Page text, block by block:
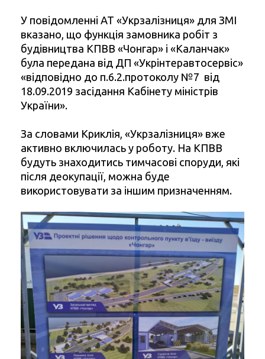
У повідомленні АТ «Укрзалізниця» для ЗМІ
вказано, що функція замовника робіт з
будівництва КПВВ «Чонгар» і «Каланчак»
була передана від ДП «Укрінтеравтосервіс»
«відповідно до п.6.2.протоколу №7 від
18.09.2019 засідання Кабінету міністрів
України».
За словами Криклія, «Укрзалізниця» вже
активно включилась у роботу. На КПВВ
будуть знаходитись тимчасові споруди, які
після деокупації, можна буде
використовувати за іншим призначенням.